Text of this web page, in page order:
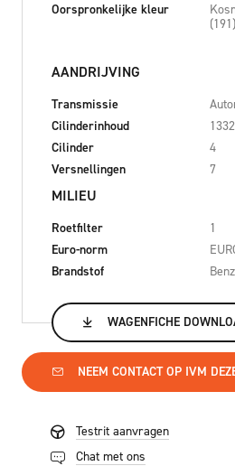
Oorspronkelijke kleur
(191)
AANDRIJVING
Transmissie
Cilinderinhoud
1332
Cilinder
4
Versnellingen
7
MILIEU
Roetfilter
1
Euro-norm
Brandstof
WAGENFICHE
NEEM CONTACT OP IVM
Testrit aanvragen
Chat met ons